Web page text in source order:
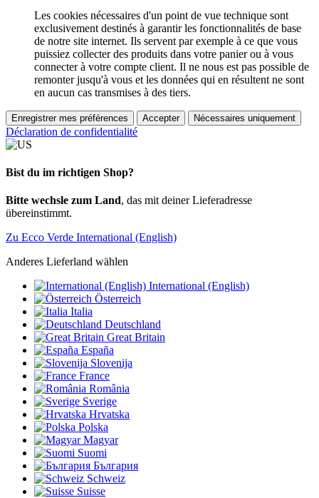
Les cookies nécessaires d'un point de vue technique sont
exclusivement destinés à garantir les fonctionnalités de base
de notre site internet. Ils servent par exemple à ce que vous
puissiez collecter des produits dans votre panier ou à vous
connecter à votre compte client. Il ne nous est pas possible de
remonter jusqu'à vous et les données qui en résultent ne sont
en aucun cas transmises à des tiers.
Enregistrer mes préférences Accepter Nécessaires uniquement
Déclaration de confidentialité
Bist du im richtigen Shop?
Bitte wechsle zum Land, das mit deiner Lieferadresse
übereinstimmt.
Zu Ecco Verde International (English)
Anderes Lieferland wählen
International (English)
Österreich
Italia
Deutschland
Great Britain
España
Slovenija
France
România
Sverige
Hrvatska
Polska
Magyar
Suomi
България
Schweiz
Suisse